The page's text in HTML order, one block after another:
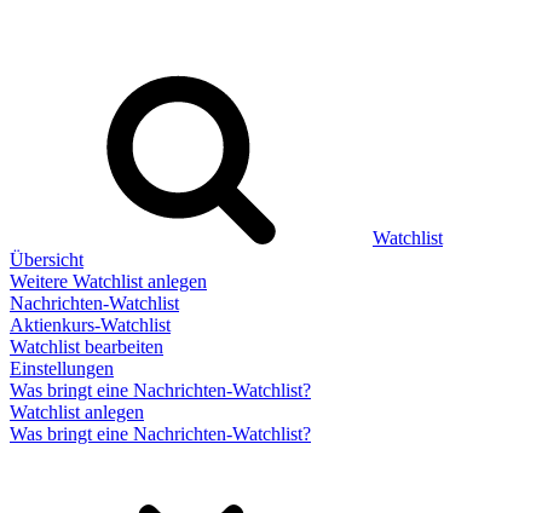
Watchlist
Übersicht
Weitere Watchlist anlegen
Nachrichten-Watchlist
Aktienkurs-Watchlist
Watchlist bearbeiten
Einstellungen
Was bringt eine Nachrichten-Watchlist?
Watchlist anlegen
Was bringt eine Nachrichten-Watchlist?